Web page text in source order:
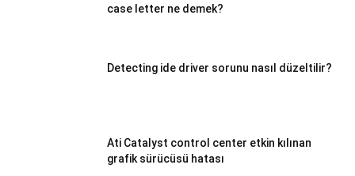
case letter ne demek?
Detecting ide driver sorunu nasıl düzeltilir?
Ati Catalyst control center etkin kılınan
grafik sürücüsü hatası